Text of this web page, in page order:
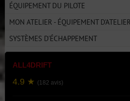
ÉQUIPEMENT DU PILOTE
MON ATELIER - ÉQUIPEMENT
SYSTÈMES D'ÉCHAPPEMENT
ALL4DRIFT
4.9 ★ (182 avis)